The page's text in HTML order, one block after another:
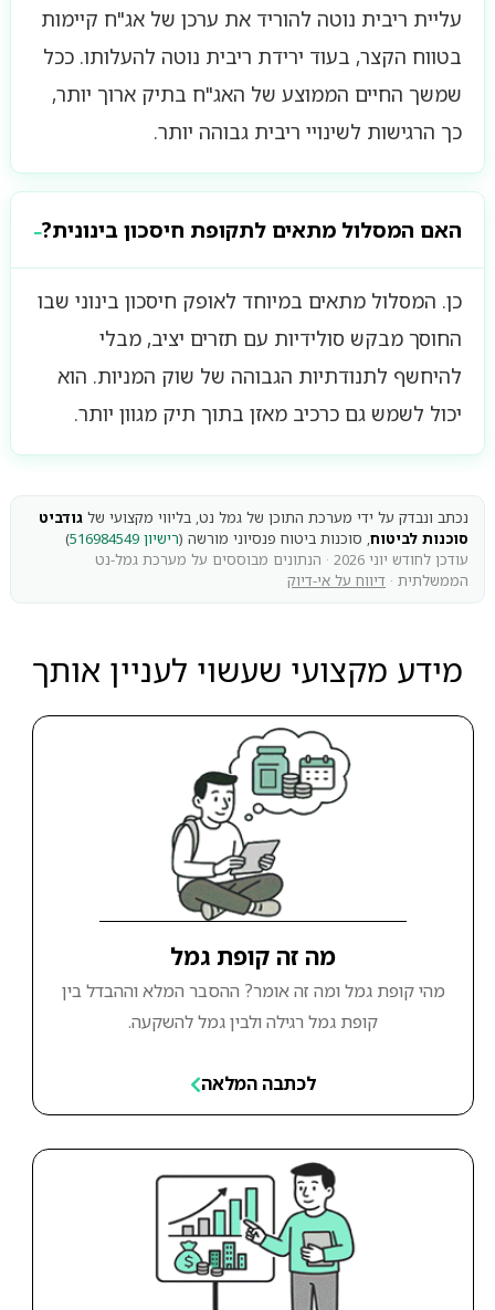
עליית ריבית נוטה להוריד את ערכן של אג"ח קיימות
בטווח הקצר, בעוד ירידת ריבית נוטה להעלותו. ככל
שמשך החיים הממוצע של האג"ח בתיק ארוך יותר,
כך הרגישות לשינויי ריבית גבוהה יותר.
האם המסלול מתאים לתקופת חיסכון בינונית?
כן. המסלול מתאים במיוחד לאופק חיסכון בינוני שבו
החוסך מבקש סולידיות עם תזרים יציב, מבלי
להיחשף לתנודתיות הגבוהה של שוק המניות. הוא
יכול לשמש גם כרכיב מאזן בתוך תיק מגוון יותר.
נכתב ונבדק על ידי מערכת התוכן של גמל נט, בליווי מקצועי של גודביט
סוכנות לביטוח, סוכנות ביטוח פנסיוני מורשה (רישיון 516984549
)
עודכן לחודש יוני 2026 · הנתונים מבוססים על מערכת גמל-נט
הממשלתית · דיווח על אי-דיוק
מידע מקצועי שעשוי לעניין אותך
מה זה קופת גמל
מהי קופת גמל ומה זה אומר? ההסבר המלא וההבדל בין
קופת גמל רגילה ולבין גמל להשקעה.
לכתבה המלאה